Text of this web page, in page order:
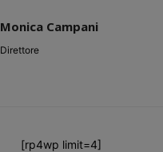
Monica Campani
Direttore
[rp4wp limit=4]